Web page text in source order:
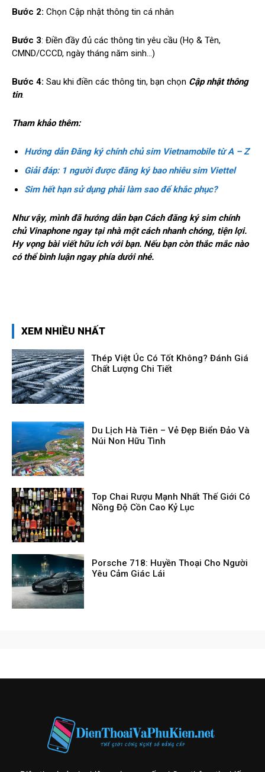
Bước 2: Chọn Cập nhật thông tin cá nhân
Bước 3: Điền đầy đủ các thông tin yêu cầu (Họ & Tên,
CMND/CCCD, ngày tháng năm sinh…)
Bước 4: Sau khi điền các thông tin, bạn chọn Cập nhật thông
tin.
Tham khảo thêm:
Hướng dẫn Đăng ký chính chủ sim Vietnamobile từ A – Z
Giải đáp: 1 người được đăng ký bao nhiêu sim Viettel
Sim hết hạn sử dụng phải làm sao để khắc phục?
Như vậy, mình đã hướng dẫn bạn Cách đăng ký sim chính
chủ Vinaphone ngay tại nhà một cách nhanh chóng, tiện lợi.
Hy vọng bài viết hữu ích với bạn. Nếu bạn còn thắc mắc nào
có thể bình luận ngay phía dưới nhé.
XEM NHIỀU NHẤT
Thép Việt Úc Có Tốt Không? Đánh Giá
Chất Lượng Chi Tiết
Du Lịch Hà Tiên – Vẻ Đẹp Biển Đảo Và
Núi Non Hữu Tình
Top Chai Rượu Mạnh Nhất Thế Giới Có
Nồng Độ Cồn Cao Kỷ Lục
Porsche 718: Huyền Thoại Cho Người
Yêu Cảm Giác Lái